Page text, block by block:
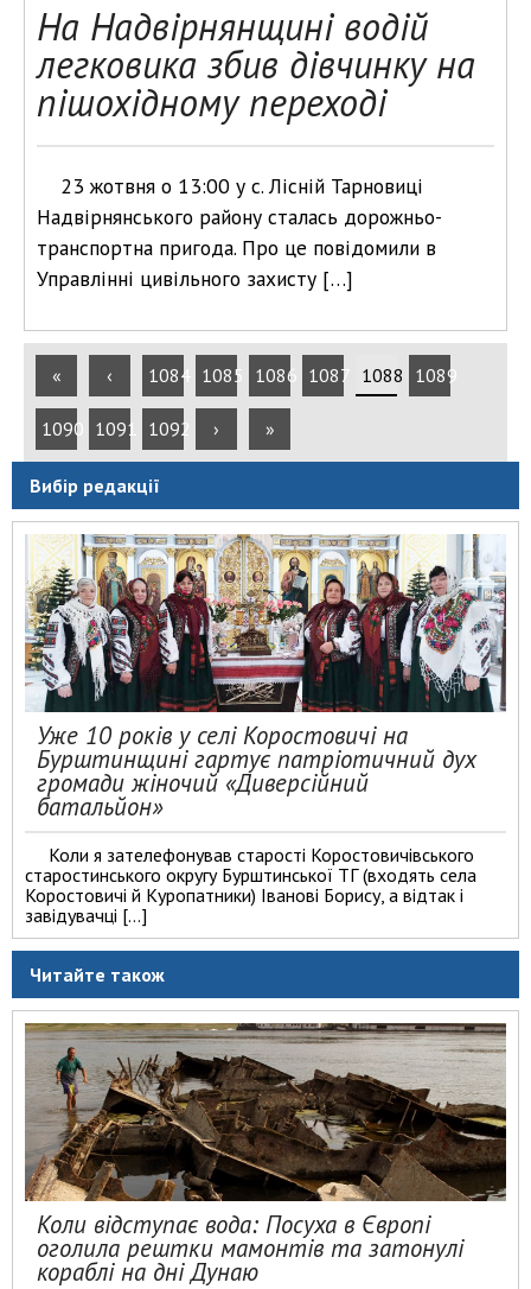
На Надвірнянщині водій
легковика збив дівчинку на
пішохідному переході
23 жотвня о 13:00 у с. Лісній Тарновиці
Надвірнянського району сталась дорожньо-
транспортна пригода. Про це повідомили в
Управлінні цивільного захисту […]
« ‹ 1084 1085 1086 1087 1088 1089
1090 1091 1092 › »
Вибір редакції
Уже 10 років у селі Коростовичі на
Бурштинщині гартує патріотичний дух
громади жіночий «Диверсійний
батальйон»
Коли я зателефонував старості Коростовичівського
старостинського округу Бурштинської ТГ (входять села
Коростовичі й Куропатники) Іванові Борису, а відтак і
завідувачці […]
Читайте також
Коли відступає вода: Посуха в Європі
оголила рештки мамонтів та затонулі
кораблі на дні Дунаю